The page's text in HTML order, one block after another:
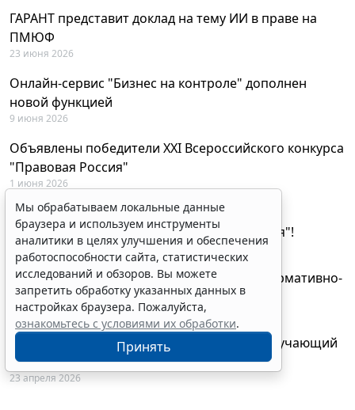
ГАРАНТ представит доклад на тему ИИ в праве на
ПМЮФ
23 июня 2026
Онлайн-сервис "Бизнес на контроле" дополнен
новой функцией
9 июня 2026
Объявлены победители XXI Всероссийского конкурса
"Правовая Россия"
1 июня 2026
29 мая будут объявлены лауреаты XXI
Всероссийского конкурса "Правовая Россия"!
27 мая 2026
AI-ассистент Искра теперь анализирует нормативно-
техническую документацию
28 апреля 2026
"ГАРАНТ Электронный экспресс" провел обучающий
вебинар по работе с AI-ассистентом Искра
23 апреля 2026
Мы обрабатываем локальные данные
браузера и используем инструменты
аналитики в целях улучшения и обеспечения
работоспособности сайта, статистических
исследований и обзоров. Вы можете
запретить обработку указанных данных в
настройках браузера. Пожалуйста,
ознакомьтесь с условиями их обработки.
Принять